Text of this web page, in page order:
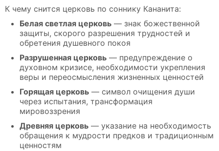
К чему снится церковь по соннику Кананита:
Белая светлая церковь — знак божественной
защиты, скорого разрешения трудностей и
обретения душевного покоя
Разрушенная церковь — предупреждение о
духовном кризисе, необходимости укрепления
веры и переосмысления жизненных ценностей
Горящая церковь — символ очищения души
через испытания, трансформация
мировоззрения
Древняя церковь — указание на необходимость
обращения к мудрости предков и традиционным
ценностям